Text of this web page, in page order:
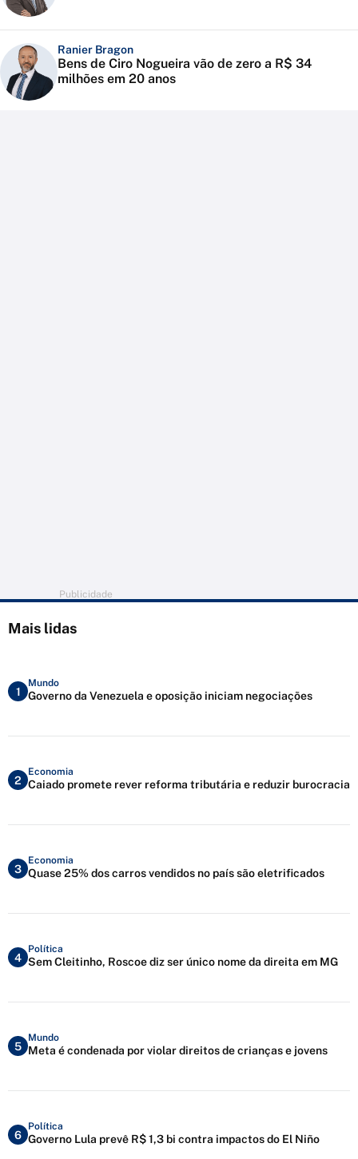
Ranier Bragon
Bens de Ciro Nogueira vão de zero a R$ 34
milhões em 20 anos
Publicidade
Mais lidas
1
Mundo
Governo da Venezuela e oposição iniciam negociações
2
Economia
Caiado promete rever reforma tributária e reduzir burocracia
3
Economia
Quase 25% dos carros vendidos no país são eletrificados
4
Política
Sem Cleitinho, Roscoe diz ser único nome da direita em MG
5
Mundo
Meta é condenada por violar direitos de crianças e jovens
6
Política
Governo Lula prevê R$ 1,3 bi contra impactos do El Niño